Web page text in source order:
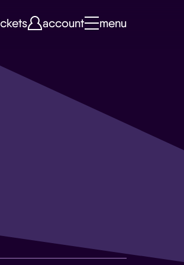
account menu